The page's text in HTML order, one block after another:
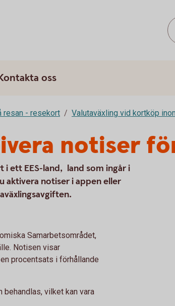
oss
resan - resekort Valutaväxling vid kortköp
notiser
ett EES-land, land som ingår i
aktivera notiser i appen eller
Samarbetsområdet,
Notisen visar
procentsats i förhållande
vilket kan vara